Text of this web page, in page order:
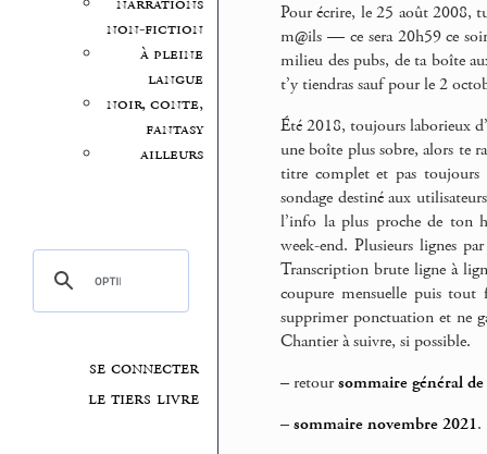
non-fiction
à pleine
langue
noir, conte,
fantasy
ailleurs
se connecter
le tiers livre
Pour écrire, le 25 août 2008,
m@ils — ce sera 20h59 ce
milieu des pubs, de ta boîte
t’y tiendras sauf pour le 2
Été 2018, toujours laborieux
une boîte plus sobre, alors te
titre complet et pas toujours
sondage destiné aux
l’info la plus proche de ton
week-end. Plusieurs lignes
Transcription brute ligne à
coupure mensuelle puis tout
supprimer ponctuation et ne
Chantier à suivre, si possible.
–retoursommaire général
–sommaire novembre 2021.